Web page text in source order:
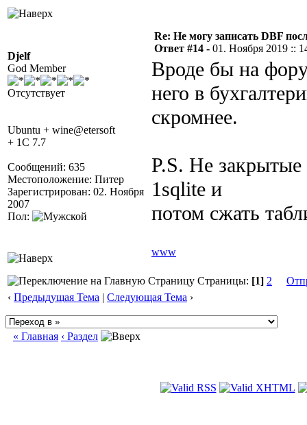
Djelf
God Member
Отсутствует
Ubuntu + wine@etersoft
+ 1C 7.7
Сообщений: 635
Местоположение: Питер
Зарегистрирован: 02. Ноября
2007
Пол:
Re: Не могу записать DBF
Ответ #14 - 01. Ноября 2019 ::
Вроде бы на
него в
скромнее.
P.S. Не
1sqlite и
потом сжать
www
Страницы: [1] 2
‹ Предыдущая Тема | Следующая Тема ›
« Главная ‹ Раздел